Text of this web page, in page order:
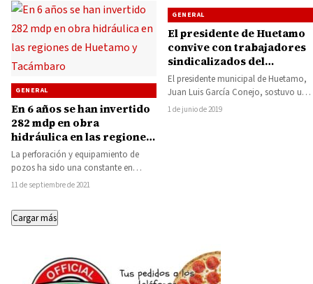
GENERAL
En 6 años se han invertido
282 mdp en obra
hidráulica en las regiones
de Huetamo y Tacámbaro
La perforación y equipamiento de
pozos ha sido una constante en
Huetamo, lo mismo que los Sistemas
11 de septiembre de 2021
GENERAL
El presidente de Huetamo
convive con trabajadores
sindicalizados del
ayuntamiento
El presidente municipal de Huetamo,
Juan Luis García Conejo, sostuvo un
primer encuentro de convivencia con
1 de junio de 2019
Cargar más